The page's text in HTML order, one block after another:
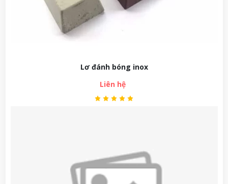
Lơ đánh bóng inox
Liên hệ